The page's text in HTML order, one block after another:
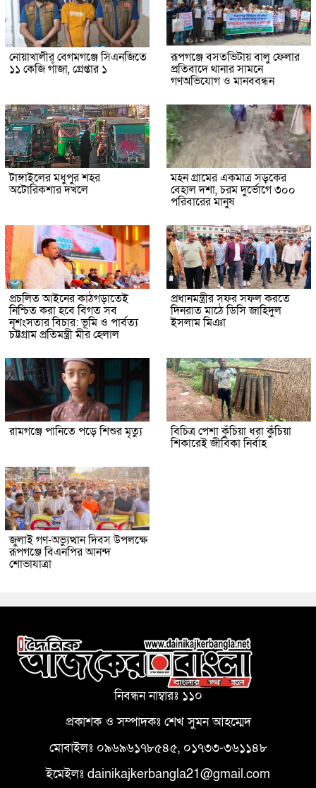
নোয়াখালীর বেগমগঞ্জে সিএনজিতে
১১ কেজি গাঁজা, গ্রেপ্তার ১
রূপগঞ্জে বসতভিটায় বালু ফেলার
প্রতিবাদে থানার সামনে
গণঅভিযোগ ও মানববন্ধন
টাঙ্গাইলের মধুপুর শহর
অটোরিকশার দখলে
মহন গ্রামের একমাত্র সড়কের
বেহাল দশা, চরম দুর্ভোগে ৩০০
পরিবারের মানুষ
প্রচলিত আইনের কাঠগড়াতেই
নিশ্চিত করা হবে বিগত সব
নৃশংসতার বিচার: ভূমি ও পার্বত্য
চট্টগ্রাম প্রতিমন্ত্রী মীর হেলাল
প্রধানমন্ত্রীর সফর সফল করতে
দিনরাত মাঠে ডিসি জাহিদুল
ইসলাম মিঞা
রামগঞ্জে পানিতে পড়ে শিশুর মৃত্যু বিচিত্র পেশা কুঁচিয়া ধরা কুঁচিয়া
শিকারেই জীবিকা নির্বাহ
জুলাই গণ-অভ্যুত্থান দিবস উপলক্ষে
রূপগঞ্জে বিএনপির আনন্দ
শোভাযাত্রা
নিবন্ধন নাম্বারঃ ১১০
প্রকাশক ও সম্পাদকঃ শেখ সুমন আহম্মেদ
মোবাইলঃ ০৯৬৯৬১৭৮৫৪৫, ০১৭৩৩-৩৬১১৪৮
ইমেইলঃ dainikajkerbangla21@gmail.com